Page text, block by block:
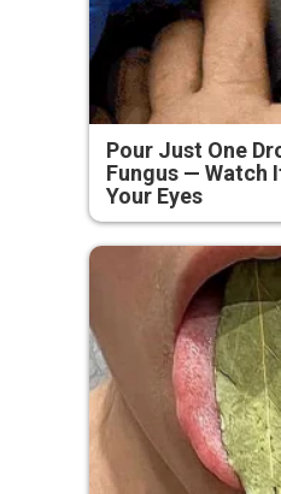
Pour Just One
Fungus — Watch
Your Eyes